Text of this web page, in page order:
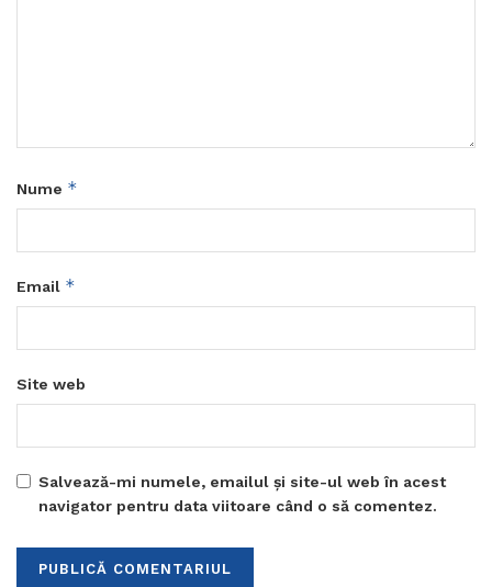
Nume *
Email *
Site web
Salvează-mi numele, emailul și site-ul web în acest
navigator pentru data viitoare când o să comentez.